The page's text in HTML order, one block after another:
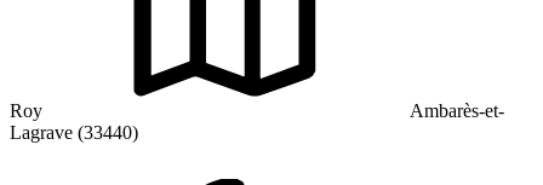
Roy
Ambarès-et-
Lagrave (33440)